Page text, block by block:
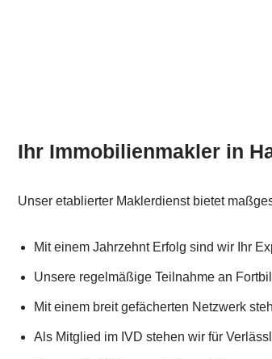
Ihr Immobilienmakler in
Unser etablierter Maklerdienst bietet
Mit einem Jahrzehnt Erfolg sind wir Ihr
Unsere regelmäßige Teilnahme an
Mit einem breit gefächerten Netzwerk
Als Mitglied im IVD stehen wir für